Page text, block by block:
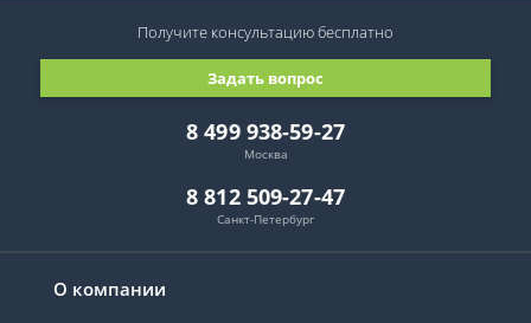
О компании
8 499 938-59-27
Москва
8 812 509-27-47
Санкт-Петербург
Задать вопрос
Получите консультациюбесплатно